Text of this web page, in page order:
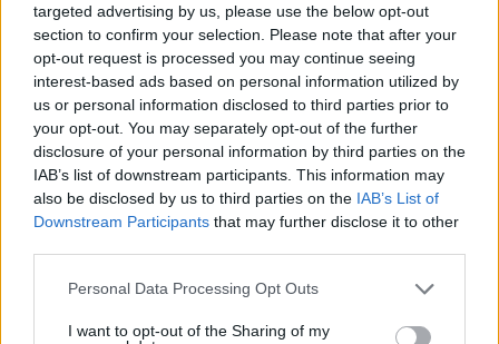
targeted advertising by us, please use the below opt-out
section to confirm your selection. Please note that after your
opt-out request is processed you may continue seeing
interest-based ads based on personal information utilized by
us or personal information disclosed to third parties prior to
your opt-out. You may separately opt-out of the further
disclosure of your personal information by third parties on the
IAB’s list of downstream participants. This information may
also be disclosed by us to third parties on the IAB’s List of
Downstream Participants that may further disclose it to other
Please note that this website/app uses one or more Google
not limited to your visit or usage behaviour. You may click to
Personal Data Processing Opt Outs
I want to opt-out of the Sharing of my
Καφές από... χρυσάφι στο Ντουμπάι: Παρασκευάζεται
από σπάνιους σπόρους από τον Παναμά και κοστίζει
1.000 δολάρια το φλιτζάνι
Κατάστημα σε βιομηχανική συνοικία του Ντουμπάι,
θα σερβίρει από τη 1η Νοεμβρίου περίπου 400
φλιτζάνια του πολύτιμου αυτού ροφήματος
31.10.2025, 20:15 8